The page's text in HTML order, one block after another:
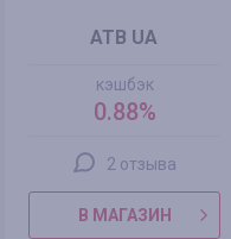
ATB UA
кэшбэк
0.88%
2 отзыва
В МАГАЗИН